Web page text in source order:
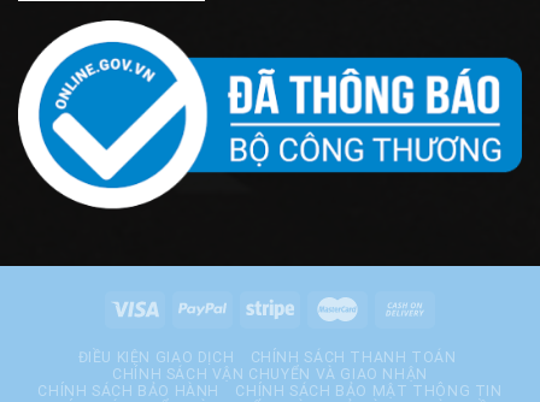
ĐIỀU KIỆN GIAO DỊCH
CHÍNH SÁCH THANH TOÁN
CHÍNH SÁCH VẬN CHUYỂN VÀ GIAO NHẬN
CHÍNH SÁCH BẢO HÀNH
CHÍNH SÁCH BẢO MẬT THÔNG TIN